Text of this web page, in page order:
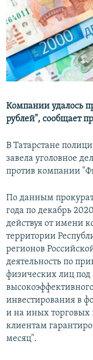
РАСПИСАНИЕ
ПОДПИШИТЕСЬ НА
СОЦИАЛЬНЫЕ СЕТИ
Все сайты РСЕ/РС
Компании удалось
рублей", сообщает
В Татарстане
завела уголовное
против компании
По данным
года по декабрь
действуя от имени
территории
регионов
деятельность по
физических лиц под
инвестирования в
и на иных
клиентам
месяц".